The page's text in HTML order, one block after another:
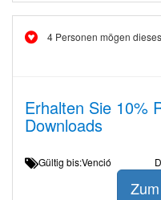
4 Personen mögen
Erhalten Sie 10%
Downloads
Gültig bis:Venció